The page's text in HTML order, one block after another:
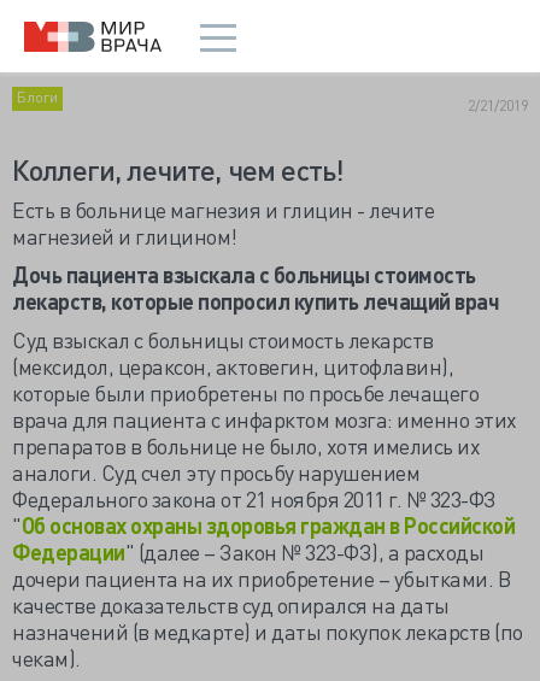
Блоги 2/21/2019
Коллеги, лечите, чем есть!
Есть в больнице магнезия и глицин - лечите
магнезией и глицином!
Дочь пациента взыскала с больницы стоимость
лекарств, которые попросил купить лечащий врач
Суд взыскал с больницы стоимость лекарств
(мексидол, цераксон, актовегин, цитофлавин),
которые были приобретены по просьбе лечащего
врача для пациента с инфарктом мозга: именно этих
препаратов в больнице не было, хотя имелись их
аналоги. Суд счел эту просьбу нарушением
Федерального закона от 21 ноября 2011 г. № 323-ФЗ
"Об основах охраны здоровья граждан в Российской
Федерации" (далее – Закон № 323-ФЗ), а расходы
дочери пациента на их приобретение – убытками. В
качестве доказательств суд опирался на даты
назначений (в медкарте) и даты покупок лекарств (по
чекам).